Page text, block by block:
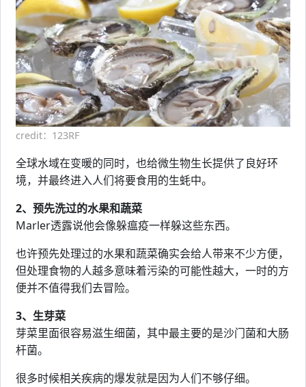
credit：123RF
全球水域在变暖的同时，也给微生物生长提供了良好环
境，并最终进入人们将要食用的生蚝中。
2、预先洗过的水果和蔬菜
Marler透露说他会像躲瘟疫一样躲这些东西。
也许预先处理过的水果和蔬菜确实会给人带来不少方便，
但处理食物的人越多意味着污染的可能性越大，一时的方
便并不值得我们去冒险。
3、生芽菜
芽菜里面很容易滋生细菌，其中最主要的是沙门菌和大肠
杆菌。
很多时候相关疾病的爆发就是因为人们不够仔细。